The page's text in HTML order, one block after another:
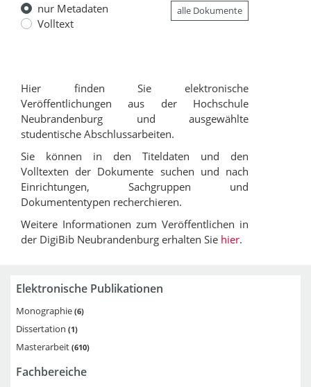
alle Dokumente
nur Metadaten
Volltext
Hier finden Sie elektronische
Veröffentlichungen aus der Hochschule
Neubrandenburg und ausgewählte
studentische Abschlussarbeiten.
Sie können in den Titeldaten und den
Volltexten der Dokumente suchen und nach
Einrichtungen, Sachgruppen und
Dokumententypen recherchieren.
Weitere Informationen zum Veröffentlichen in
der DigiBib Neubrandenburg erhalten Sie hier.
Elektronische Publikationen
Monographie 6
Dissertation 1
Masterarbeit 610
Bachelorarbeit
Fachbereiche